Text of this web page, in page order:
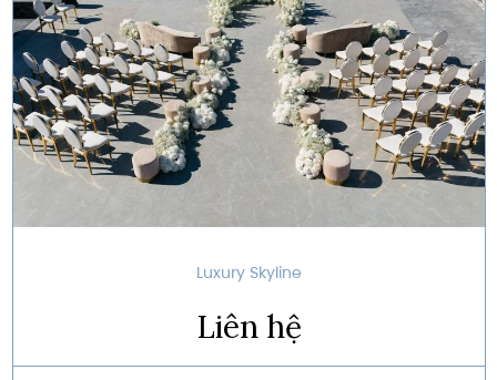
Luxury Skyline
Liên hệ